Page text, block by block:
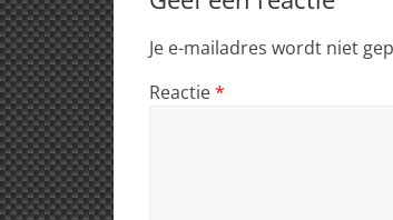
o
k
Je e-mailadres wordt niet
Reactie*